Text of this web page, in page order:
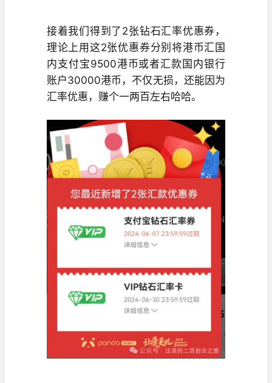
接着我们得到了2张钻石汇率优惠券，
理论上用这2张优惠券分别将港币汇国
内支付宝9500港币或者汇款国内银行
账户30000港币，不仅无损，还能因为
汇率优惠，赚个一两百左右哈哈。